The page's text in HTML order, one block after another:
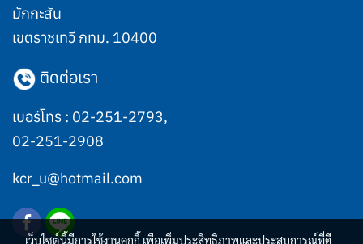
มักกะสัน
เขตราชเทวี กทม. 10400
ติดต่อเรา
เบอร์โทร : 02-251-2793,
02-251-2908
kcr_u@hotmail.com
เว็บไซต์นี้มีการใช้งานคุกกี้ เพื่อเพิ่มประสิทธิภาพและประสบการณ์ที่ดี